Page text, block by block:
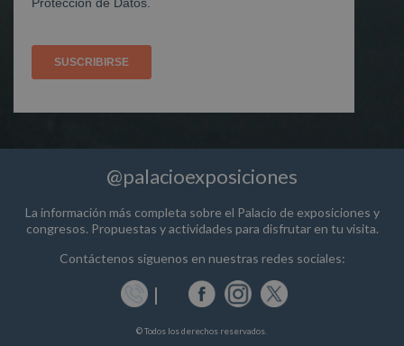
@palacioexposiciones
La información más completa sobre el Palacio de exposiciones y
congresos. Propuestas y actividades para disfrutar en tu visita.
Contáctenos siguenos en nuestras redes sociales:
© Todos los derechos reservados.